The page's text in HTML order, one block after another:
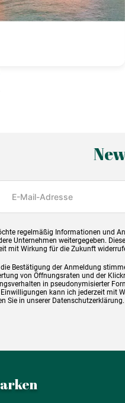
regelmäßig Informationen und
Unternehmen weitergegeben.
mit Wirkung für die Zukunft
die Bestätigung der Anmeldung
von Öffnungsraten und der
in pseudonymisierter
Einwilligungen kann ich jederzeit mit
Sie in unserer Datenschutzerklärung.